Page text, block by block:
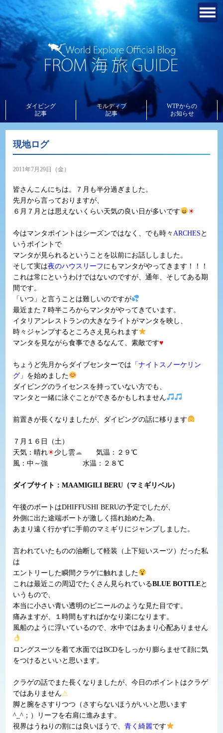
ダイビング
記事
モルディブ
記事
WTPからの
お知らせ
現地ログ
2011年7月29日（金）
皆さんこんにちは。７月も半分過ぎました。
先月から言っておりますが、
６月７月とは思えないくらい天気の良い日が多いです
☀
今はマンタポイントはシーズンではなく、でも時々ARCHES と
いうポイントで
マンタが見られるということを以前にお話ししました。
そして実は夜のハウスリーフにもマンタがやってきます！！！
これは常にというわけではないのですが、通年、そしてある期
間です。
「いつ」と言うことは難しいのですが
最近また７時半ころからマンタがやってきています。
イタリアンレストランの大きなライトがマンタを映し、
時々ジャンプするところさえ見られます
マンタを見ながら食事できるなんて、素敵です♥
ちょうど先月からダイブセンターでは 「ナイトスノーケリン
グ」 を始めました
ダイビングのライセンスを持っていない方でも、
マンタと一緒に泳ぐことができるかもしれません
前置きが長くなりましたが、ダイビングの話に移ります
７月１６日（土）
天気：晴れ☀少し雲☁ 気温：２９℃
風：中～強 水温：２８℃
ダイブサイト：MAAMIGILI BERU（マミギリベル）
午後のボートはDHIFFUSHI BERUの予定でしたが、
外側に出た途端ボートが激しく揺れ始めた為、
あまり遠く行かずに手前のマミギリにジャンプしました。
言われていたものの油断して軽装（上下短いスーツ）だった私
は
エントリーした瞬間クラゲに触れました
これは最近この周辺でたくさん見られているBLUE BOTTLEと
いうもので、
本当に小さい青い透明のビニールのような見た目です。
痛みますが、１時間もすればかなり楽になります。
風船のように浮いているので、水中ではあまり心配ありません
ロングスーツを着て水面ではBCDをしっかり膨らませて顔に気
をつけるといいと思います。
クラゲの話でまた長くなりましたが、今日のポイントはクラゲ
ではありません⚠
脚と腕をさすりつつ（さすらないほうがいいと思います
^_^；）リーフを右肩に進みます。
視界はうねりの割には良いほうで、青く綺麗です